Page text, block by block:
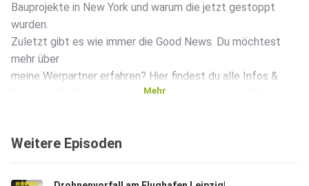
Bauprojekte in New York und warum die jetzt gestoppt
wurden.
Zuletzt gibt es wie immer die Good News. Du möchtest
mehr über
meine Werpartner erfahren? Hier findest du alle Infos &
Rabatte! Bei Fragen könnt ihr mir eine Instagram-DM
Quellen: Flotilla
https://www.tagesschau.de/ausland/europa/global-flotilla-
Mehr
Weitere Episoden